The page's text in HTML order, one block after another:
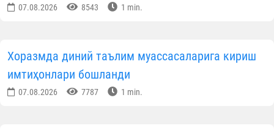
07.08.2026 8543 1 min.
Хоразмда диний таълим муассасаларига кириш
имтиҳонлари бошланди
07.08.2026 7787 1 min.